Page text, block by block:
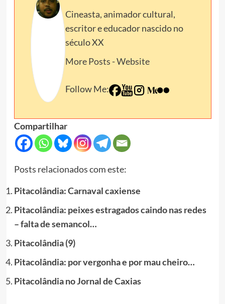
Cineasta, animador cultural,
escritor e educador nascido no
século XX
More Posts -Website
Follow Me:
Compartilhar
Posts relacionados com este:
Pitacolândia: Carnaval caxiense
Pitacolândia: peixes estragados caindo nas redes
– falta de semancol…
Pitacolândia (9)
Pitacolândia: por vergonha e por mau cheiro…
Pitacolândia no Jornal de Caxias